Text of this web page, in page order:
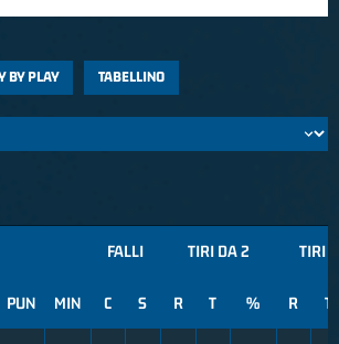
BY PLAY TABELLINO
FALLI TIRI DA 2 TIRI
PUN MIN C S R T % R T